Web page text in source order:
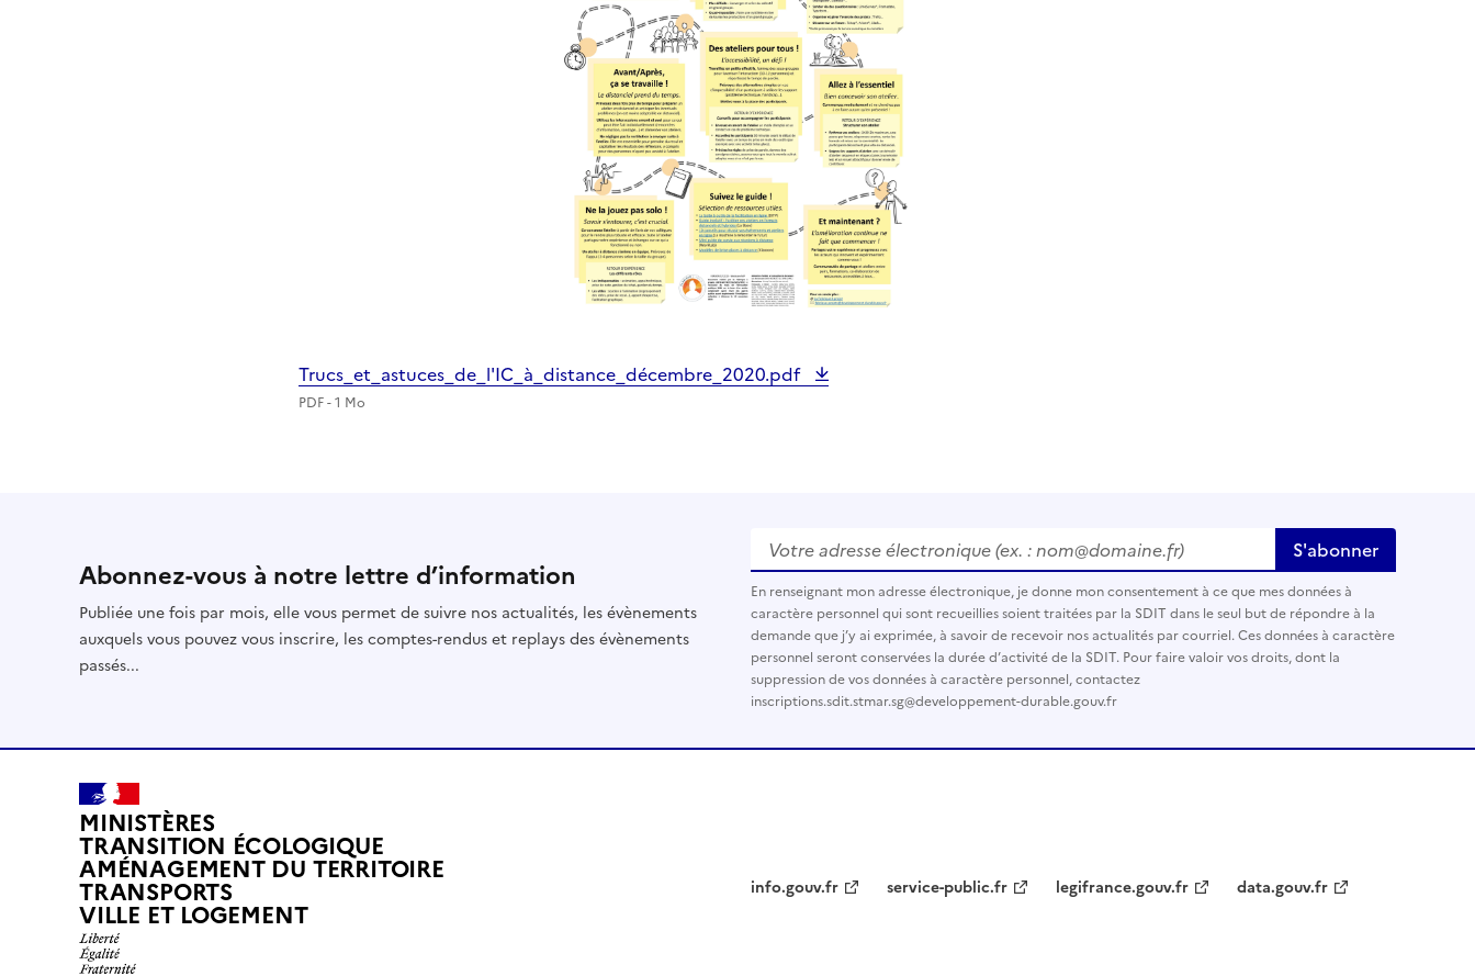
Trucs_et_astuces_de_l'IC_à_distance_décembre_2020.pdf
PDF - 1 Mo
Abonnez-vous à notre lettre d’information
Publiée une fois par mois, elle vous permet de suivre nos actualités, les évènements
auxquels vous pouvez vous inscrire, les comptes-rendus et replays des évènements
passés...
Votre adresse électronique (ex. : nom@domaine.fr)* S'abonner
En renseignant mon adresse électronique, je donne mon consentement à ce que mes données à
caractère personnel qui sont recueillies soient traitées par la SDIT dans le seul but de répondre à la
demande que j’y ai exprimée, à savoir de recevoir nos actualités par courriel. Ces données à caractère
personnel seront conservées la durée d’activité de la SDIT. Pour faire valoir vos droits, dont la
suppression de vos données à caractère personnel, contactez
inscriptions.sdit.stmar.sg@developpement-durable.gouv.fr
MINISTÈRES
TRANSITION ÉCOLOGIQUE
AMÉNAGEMENT DU TERRITOIRE
TRANSPORTS
VILLE ET LOGEMENT
info.gouv.fr service-public.fr legifrance.gouv.fr data.gouv.fr